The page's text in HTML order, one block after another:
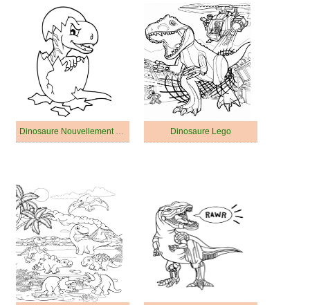
Dinosaure Nouvellement Éclos Dinosaure Lego